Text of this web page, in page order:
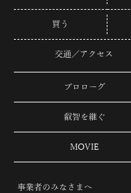
買う
交通／アクセス
プロローグ
叡智を継ぐ
MOVIE
事業者のみなさまへ